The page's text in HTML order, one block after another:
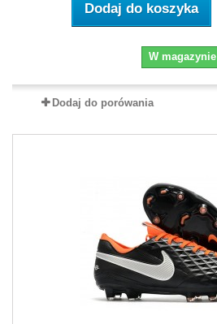
Dodaj do koszyka
W magazynie
Dodaj do porówania